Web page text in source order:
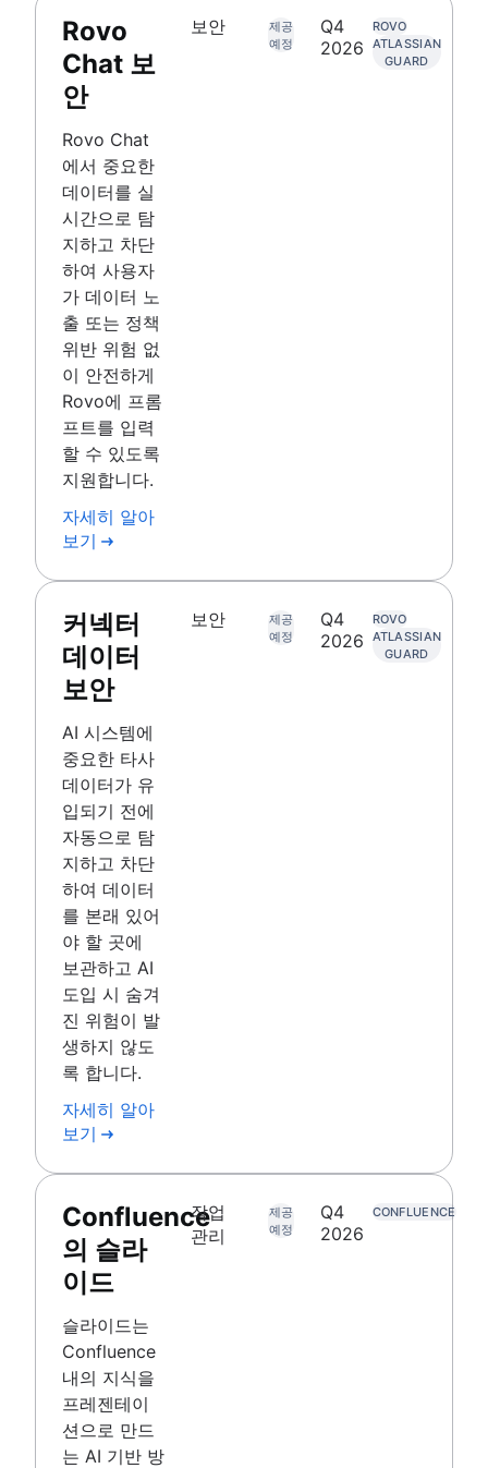
Rovo
Chat 보
안
Rovo Chat
에서 중요한
데이터를 실
시간으로 탐
지하고 차단
하여 사용자
가 데이터 노
출 또는 정책
위반 위험 없
이 안전하게
Rovo에 프롬
프트를 입력
할 수 있도록
지원합니다.
자세히 알아
보기
보안
제공
예정
Q4
2026
ROVO
ATLASSIAN
GUARD
커넥터
데이터
보안
AI 시스템에
중요한 타사
데이터가 유
입되기 전에
자동으로 탐
지하고 차단
하여 데이터
를 본래 있어
야 할 곳에
보관하고 AI
도입 시 숨겨
진 위험이 발
생하지 않도
록 합니다.
자세히 알아
보기
보안
제공
예정
Q4
2026
ROVO
ATLASSIAN
GUARD
Confluence
의 슬라
이드
슬라이드는
Confluence
내의 지식을
프레젠테이
션으로 만드
는 AI 기반 방
작업
관리
제공
예정
Q4
2026
CONFLUENCE